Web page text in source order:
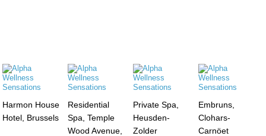
Harmon House
Hotel, Brussels
Residential
Spa, Temple
Wood Avenue,
Private Spa,
Heusden-
Zolder
Embruns,
Clohars-
Carnöet